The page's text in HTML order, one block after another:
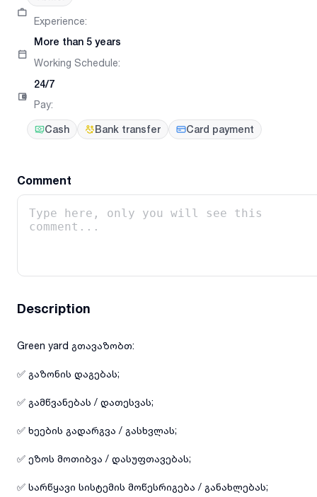
Experience:
More than 5 years
Working Schedule:
24/7
Pay:
Cash Bank transfer Card payment
Comment
Description
Green yard გთავაზობთ:
✅ გაზონის დაგებას;
✅ გამწვანებას / დათესვას;
✅ ხეების გადარგვა / გასხვლას;
✅ ეზოს მოთიბვა / დასუფთავებას;
✅ სარწყავი სისტემის მოწესრიგება / განახლებას;